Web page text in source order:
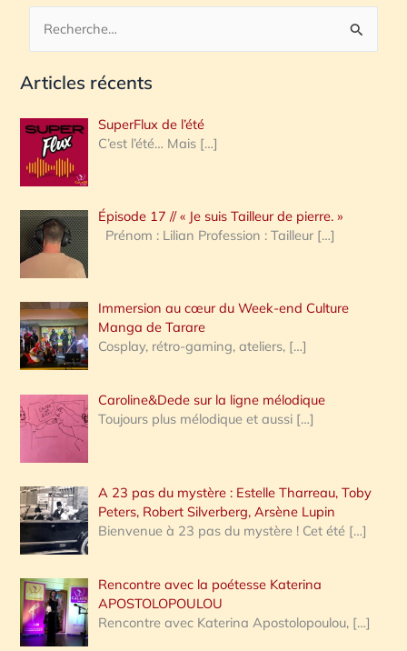
c
e
r
c
h
e
:
Articles récents
SuperFlux de l’été
C’est l’été… Mais […]
Épisode 17 // « Je suis Tailleur de pierre. »
Prénom : Lilian Profession : Tailleur […]
Immersion au cœur du Week-end Culture
Manga de Tarare
Cosplay, rétro-gaming, ateliers, […]
Caroline&Dede sur la ligne mélodique
Toujours plus mélodique et aussi […]
A 23 pas du mystère : Estelle Tharreau, Toby
Peters, Robert Silverberg, Arsène Lupin
Bienvenue à 23 pas du mystère ! Cet été […]
Rencontre avec la poétesse Katerina
APOSTOLOPOULOU
Rencontre avec Katerina Apostolopoulou, […]